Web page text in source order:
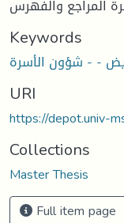
Keywords
- - شؤون الأسرة
URI
https://depot.univ-
Collections
Master Thesis
Full item page